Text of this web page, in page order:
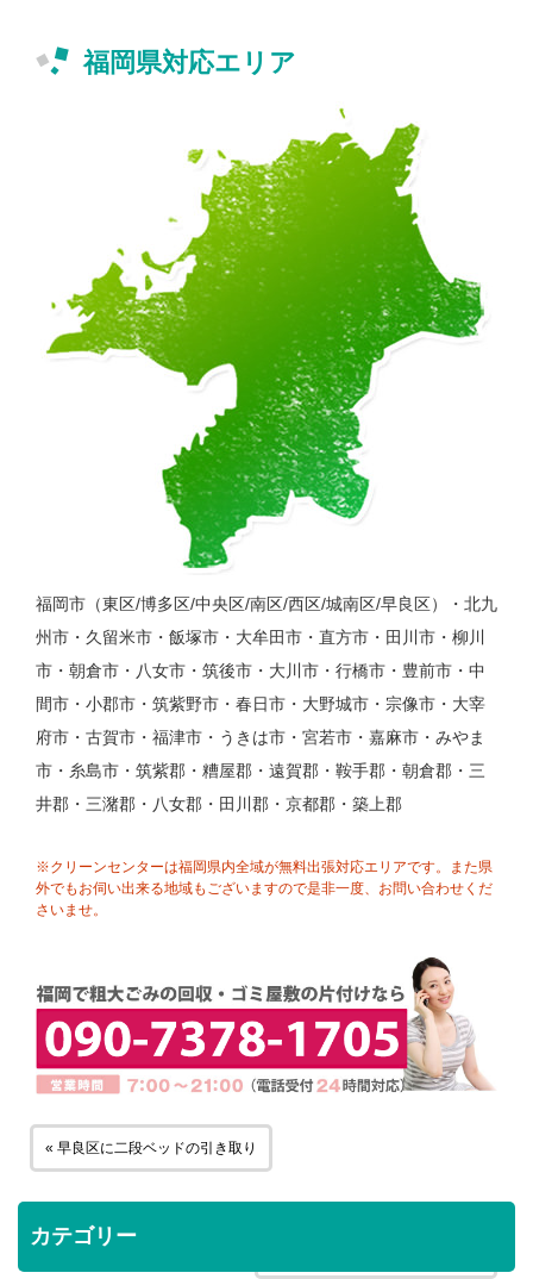
福岡県対応エリア
福岡市（東区/博多区/中央区/南区/西区/城南区/早良区）・北九
州市・久留米市・飯塚市・大牟田市・直方市・田川市・柳川
市・朝倉市・八女市・筑後市・大川市・行橋市・豊前市・中
間市・小郡市・筑紫野市・春日市・大野城市・宗像市・大宰
府市・古賀市・福津市・うきは市・宮若市・嘉麻市・みやま
市・糸島市・筑紫郡・糟屋郡・遠賀郡・鞍手郡・朝倉郡・三
井郡・三潴郡・八女郡・田川郡・京都郡・築上郡
※クリーンセンターは福岡県内全域が無料出張対応エリアです。また県
外でもお伺い出来る地域もございますので是非一度、お問い合わせくだ
さいませ。
« 早良区に二段ベッドの引き取り
カテゴリー